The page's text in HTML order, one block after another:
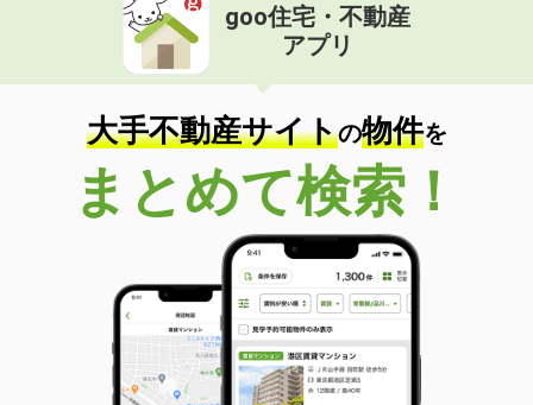
goo住宅・不動産
アプリ
大手不動産サイトの物件を
まとめて検索！